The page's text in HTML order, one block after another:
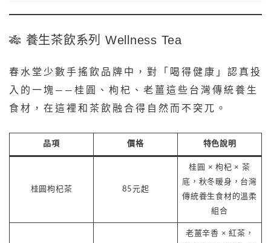
🎋 養生茶飲系列 Wellness Tea
春水堂少數手搖飲品牌中，對「喝得健康」認真投
入的一塊——桂圓、枸杞、老薑這些台灣傳統養生
食材，在這裡和茶飲融合得自然而不突兀。
品項 價格 特色說明
桂圓枸杞茶 85元起
桂圓 × 枸杞 × 茶
底，秋冬暖身，台灣
傳統養生食材的溫柔
組合
老薑辛香 × 紅茶，